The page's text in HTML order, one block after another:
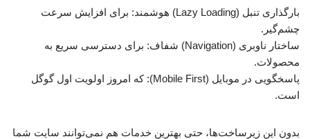
بارگذاری تنبل (Lazy Loading) هوشمند: برای افزایش سرعت
چشم‌گیر.
ساختار ناوبری (Navigation) شفاف: برای دسترسی سریع به
محصولات.
پاسخگویی در موبایل (Mobile First): که امروز اولویت اول گوگل
است.
بدون این زیرساخت‌ها، حتی بهترین خدمات هم نمی‌توانند سایت شما